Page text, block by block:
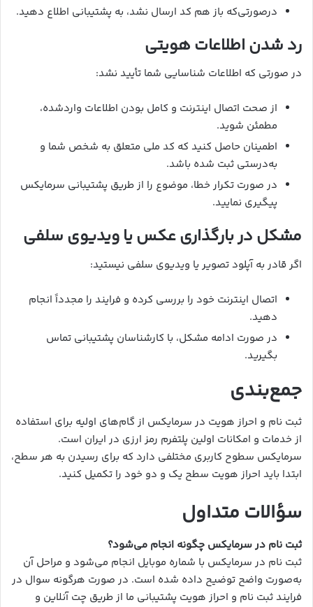
درصورتی‌که باز هم کد ارسال نشد، به پشتیبانی اطلاع دهید.
رد شدن اطلاعات هویتی
در صورتی که اطلاعات شناسایی شما تأیید نشد:
از صحت اتصال اینترنت و کامل بودن اطلاعات واردشده،
مطمئن شوید.
اطمینان حاصل کنید که کد ملی متعلق به شخص شما و
به‌درستی ثبت شده باشد.
در صورت تکرار خطا، موضوع را از طریق پشتیبانی سرمایکس
پیگیری نمایید.
مشکل در بارگذاری عکس یا ویدیوی سلفی
اگر قادر به آپلود تصویر یا ویدیوی سلفی نیستید:
اتصال اینترنت خود را بررسی کرده و فرایند را مجدداً انجام
دهید.
در صورت ادامه مشکل، با کارشناسان پشتیبانی تماس
بگیرید.
جمع‌بندی
ثبت نام و احراز هویت در سرمایکس از گام‌های اولیه برای استفاده
از خدمات و امکانات اولین پلتفرم رمز ارزی در ایران است.
سرمایکس سطوح کاربری مختلفی دارد که برای رسیدن به هر سطح،
ابتدا باید احراز هویت سطح یک و دو خود را تکمیل کنید.
سؤالات متداول
ثبت نام در سرمایکس چگونه انجام می‌شود؟
ثبت نام در سرمایکس با شماره موبایل انجام می‌شود و مراحل آن
به‌صورت واضح توضیح داده شده است. در صورت هرگونه سوال در
فرایند ثبت نام و احراز هویت پشتیبانی ما از طریق چت آنلاین و